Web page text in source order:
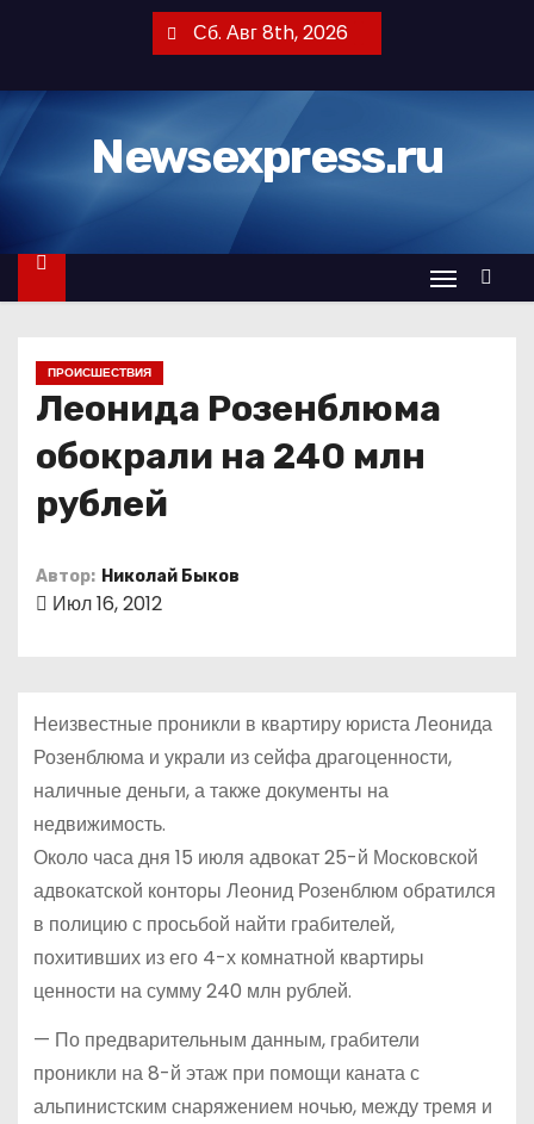
т
к
Сб. Авг 8th, 2026
Newsexpress.ru
ПРОИСШЕСТВИЯ
Леонида Розенблюма
обокрали на 240 млн
рублей
Автор: Николай Быков
Июл 16, 2012
Неизвестные проникли в квартиру юриста Леонида
Розенблюма и украли из сейфа драгоценности,
наличные деньги, а также документы на
недвижимость.
Около часа дня 15 июля адвокат 25-й Московской
адвокатской конторы Леонид Розенблюм обратился
в полицию с просьбой найти грабителей,
похитивших из его 4-х комнатной квартиры
ценности на сумму 240 млн рублей.
— По предварительным данным, грабители
проникли на 8-й этаж при помощи каната с
альпинистским снаряжением ночью, между тремя и